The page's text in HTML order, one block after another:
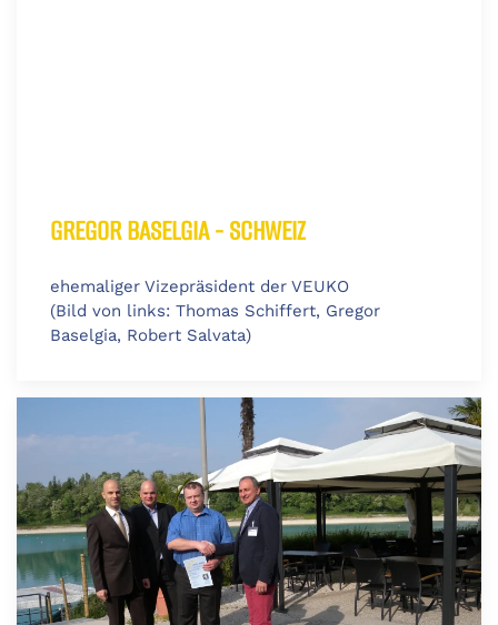
GREGOR BASELGIA - SCHWEIZ
ehemaliger Vizepräsident der VEUKO
(Bild von links: Thomas Schiffert, Gregor
Baselgia, Robert Salvata)